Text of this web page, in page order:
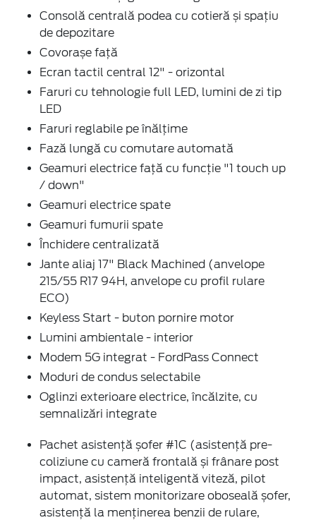
Consolă centrală podea cu cotieră și spațiu
de depozitare
Covorașe față
Ecran tactil central 12" - orizontal
Faruri cu tehnologie full LED, lumini de zi tip
LED
Faruri reglabile pe înălțime
Fază lungă cu comutare automată
Geamuri electrice față cu funcție "1 touch up
/ down"
Geamuri electrice spate
Geamuri fumurii spate
Închidere centralizată
Jante aliaj 17" Black Machined (anvelope
215/55 R17 94H, anvelope cu profil rulare
ECO)
Keyless Start - buton pornire motor
Lumini ambientale - interior
Modem 5G integrat - FordPass Connect
Moduri de condus selectabile
Oglinzi exterioare electrice, încălzite, cu
semnalizări integrate
Pachet asistență șofer #1C (asistență pre-
coliziune cu cameră frontală și frânare post
impact, asistență inteligentă viteză, pilot
automat, sistem monitorizare oboseală șofer,
asistență la menținerea benzii de rulare,